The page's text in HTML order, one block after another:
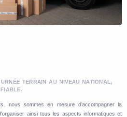
TERRAIN AU NIVEAU NATIONAL,
nous sommes en mesure d’accompagner la
ainsi tous les aspects informatiques et